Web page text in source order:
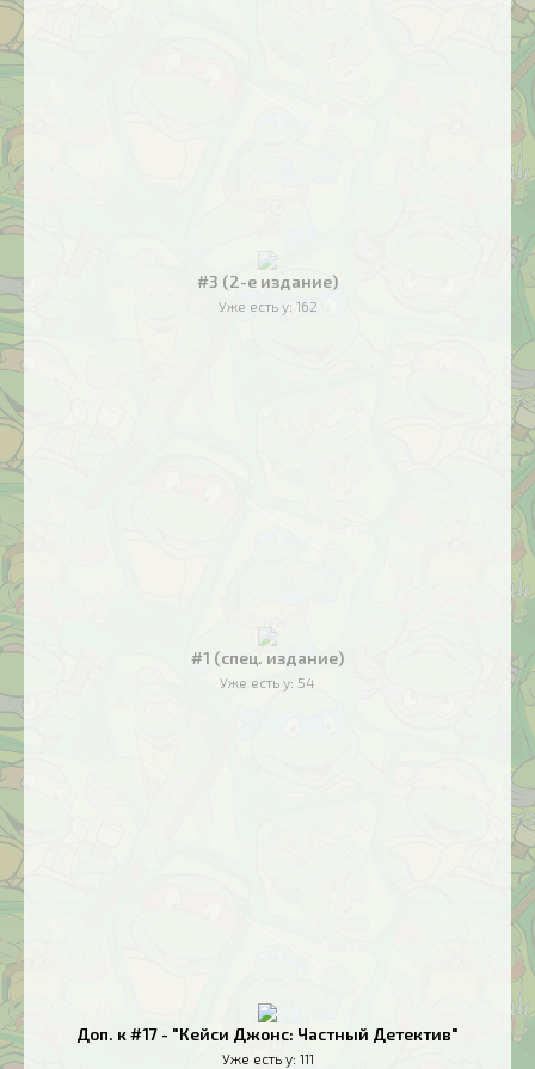
#3 (2-е издание)
Уже есть у: 162
#1 (спец. издание)
Уже есть у: 54
Доп. к #17 - "Кейси Джонс: Частный Детектив"
Уже есть у: 111